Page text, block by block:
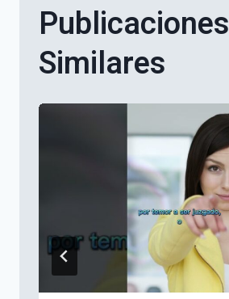
Publicaciones
Similares